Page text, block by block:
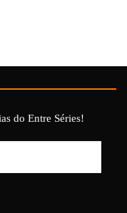
do Entre Séries!